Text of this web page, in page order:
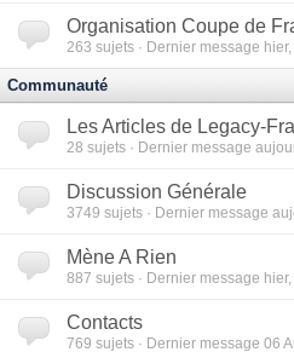
Organisation Coupe de
263 sujets · Dernier message
Communauté
Les Articles de Legacy-
28 sujets · Dernier message
Discussion Générale
3749 sujets · Dernier message
Mène A Rien
887 sujets · Dernier message
Contacts
769 sujets · Dernier message 06